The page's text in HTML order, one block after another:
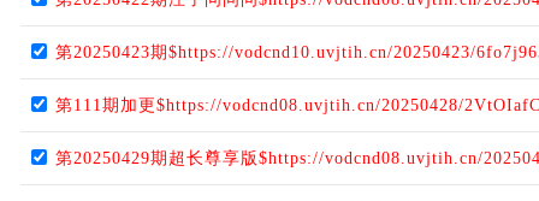
第20250423期$https://vodcnd10.uvjtih.cn/20250423/
第111期加更$https://vodcnd08.uvjtih.cn/20250428/
第20250429期超长尊享版$https://vodcnd08.uvjtih.cn/